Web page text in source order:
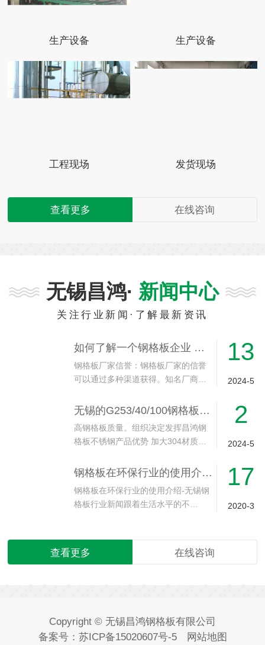
生产设备 生产设备
工程现场 发货现场
查看更多 在线咨询
无锡昌鸿· 新闻中心
关注行业新闻·了解最新资讯
如何了解一个钢格板企业 信誉-无锡热镀锌钢格板厂家
钢格板厂家信誉：钢格板厂家的信誉
可以通过多种渠道获得。知名厂商…
13
2024-5
无锡的G253/40/100钢格板产品
高钢格板质量。组织决定发挥昌鸿钢
格板不锈钢产品优势 加大304材质…
2
2024-5
钢格板在环保行业的使用介绍-无锡钢格板行业新闻
钢格板在环保行业的使用介绍-无锡钢
格板行业新闻跟着生活水平的不…
17
2020-3
查看更多 在线咨询
Copyright © 无锡昌鸿钢格板有限公司
备案号： 苏ICP备15020607号-5 网站地图